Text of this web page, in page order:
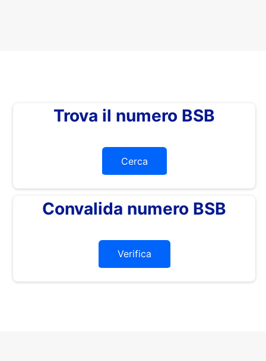
Trova il numero BSB
Cerca
Convalida numero BSB
Verifica